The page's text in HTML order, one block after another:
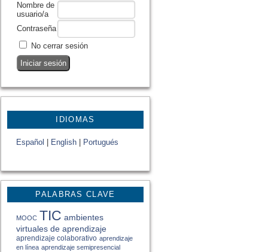
Nombre de
usuario/a
Contraseña
No cerrar sesión
IDIOMAS
Español English Portugués
PALABRAS CLAVE
MOOC TIC ambientes
virtuales de aprendizaje
aprendizaje colaborativo aprendizaje
en línea aprendizaje semipresencial